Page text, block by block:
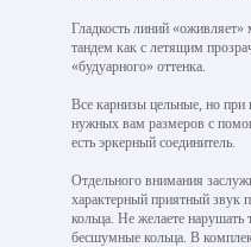
Гладкость линий «оживляет»
тандем как с летящим
«будуарного» оттенка.
Все карнизы цельные, но
нужных вам размеров с
есть эркерный соединитель.
Отдельного внимания
характерный приятный звук
кольца. Не желаете
бесшумные кольца. В